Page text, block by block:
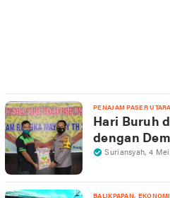
PENAJAM PASER UTARA
Hari Buruh
dengan
Suriansyah, 4 Mei
BALIKPAPAN, EKONOMI